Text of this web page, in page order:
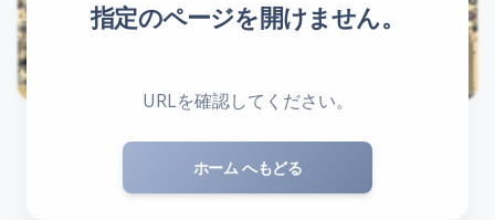
指定のページを開けません。
URLを確認してください。
ホーム へもどる